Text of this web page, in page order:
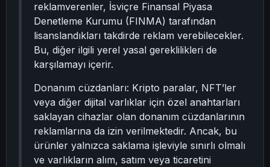
reklamverenler, İsviçre Finansal Piyasa
Denetleme Kurumu (FINMA) tarafından
lisanslandıkları takdirde reklam verebilecekler.
Bu, diğer ilgili yerel yasal gereklilikleri de
karşılamayı içerir.
Donanım cüzdanları: Kripto paralar, NFT’ler
veya diğer dijital varlıklar için özel anahtarları
saklayan cihazlar olan donanım cüzdanlarının
reklamlarına da izin verilmektedir. Ancak, bu
ürünler yalnızca saklama işleviyle sınırlı olmalı
ve varlıkların alım, satım veya ticaretini